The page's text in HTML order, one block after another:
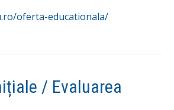
oferta-educationala/
/ Evaluarea